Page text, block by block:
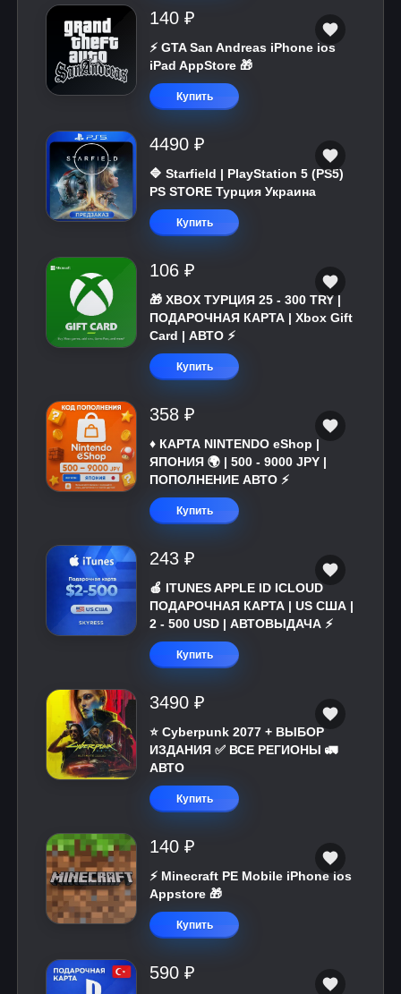
140 ₽
⚡️ GTA San Andreas iPhone ios
iPad AppStore 🎁
Купить
4490 ₽
🔷 Starfield | PlayStation 5 (PS5)
PS STORE Турция Украина
Купить
106 ₽
🎁 XBOX ТУРЦИЯ 25 - 300 TRY |
ПОДАРОЧНАЯ КАРТА | Xbox Gift
Card | АВТО ⚡
Купить
358 ₽
♦️ КАРТА NINTENDO eShop |
ЯПОНИЯ 🌍 | 500 - 9000 JPY |
ПОПОЛНЕНИЕ АВТО ⚡
Купить
243 ₽
🍎 ITUNES APPLE ID ICLOUD
ПОДАРОЧНАЯ КАРТА | US США |
2 - 500 USD | АВТОВЫДАЧА ⚡️
Купить
3490 ₽
⭐ Cyberpunk 2077 + ВЫБОР
ИЗДАНИЯ ✅ ВСЕ РЕГИОНЫ 🚛
АВТО
Купить
140 ₽
⚡️ Minecraft PE Mobile iPhone ios
Appstore 🎁
Купить
590 ₽